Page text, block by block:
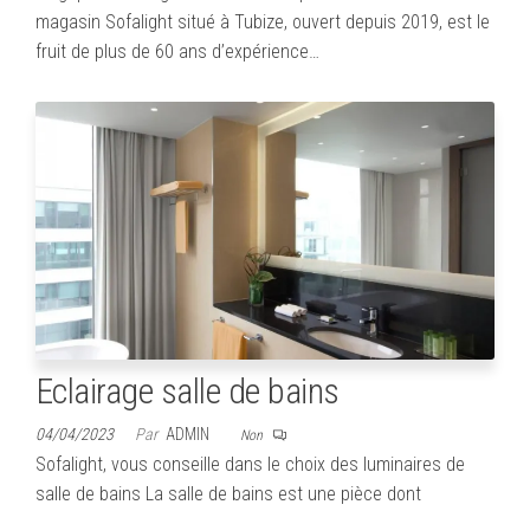
magasin Sofalight situé à Tubize, ouvert depuis 2019, est le
fruit de plus de 60 ans d’expérience…
Eclairage salle de bains
04/04/2023 Par ADMIN Non
Sofalight, vous conseille dans le choix des luminaires de
salle de bains La salle de bains est une pièce dont